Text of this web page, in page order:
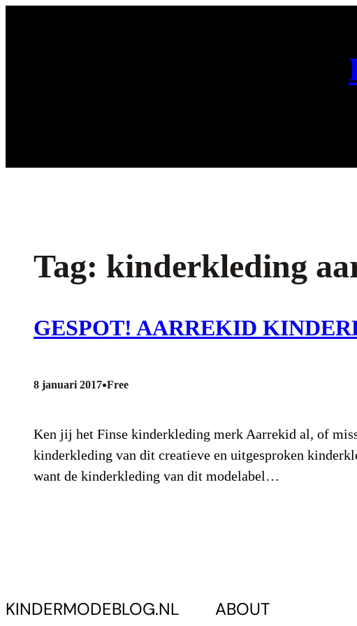
Tag: kinderkleding
GESPOT! AARREKID
8 januari 2017•Free
Ken jij het Finse kinderkleding merk Aarrekid al, of
kinderkleding van dit creatieve en uitgesproken
want de kinderkleding van dit modelabel…
KINDERMODEBLOG.NL ABOUT